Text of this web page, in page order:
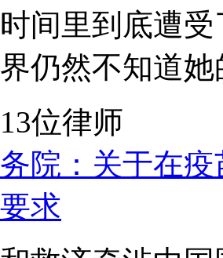
间里到底遭
仍然不知道
位律师
院：关于在
求